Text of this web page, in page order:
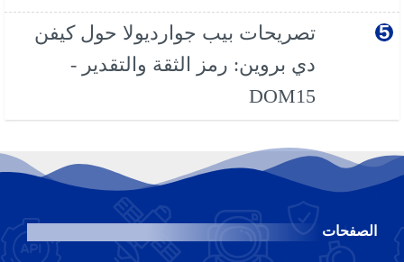
تصريحات بيب جوارديولا حول كيفن
دي بروين: رمز الثقة والتقدير -
DOM15
الصفحات